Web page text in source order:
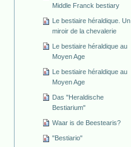
Middle Franck bestiary
Le bestiaire héraldique. Un
miroir de la chevalerie
Le bestiaire héraldique au
Moyen Age
Le bestiaire héraldique au
Moyen Age
Das "Heraldische
Bestiarium"
Waar is de Beestearis?
"Bestiario"